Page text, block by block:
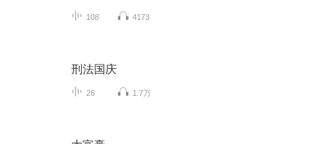
108 4173
刑法国庆
26 1.7万